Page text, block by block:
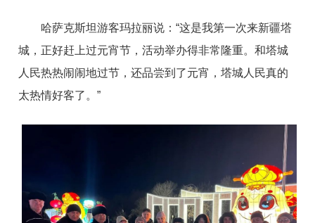
哈萨克斯坦游客玛拉丽说 ：“这是我第一次来新疆塔
城，正好赶上过元宵节，活动举办得非常隆重。和塔城
人民热热闹闹地过节，还品尝到了元宵，塔城人民真的
太热情好客了 。”